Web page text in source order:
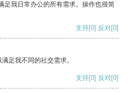
足我日常办公的所有需求。操作也很简
支持[0] 反对[0]
足我不同的社交需求。
支持[0] 反对[0]